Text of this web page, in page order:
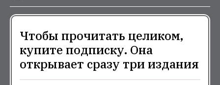
Чтобы прочитать целиком,
купите подписку. Она
открывает сразу три издания